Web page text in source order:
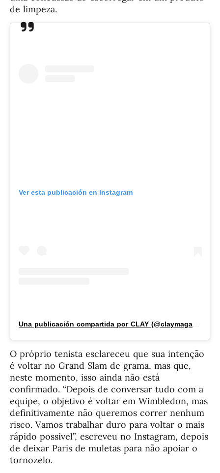
de limpeza.
Ver esta publicación en Instagram
O próprio tenista esclareceu que sua intenção
é voltar no Grand Slam de grama, mas que,
neste momento, isso ainda não está
confirmado. “Depois de conversar tudo com a
equipe, o objetivo é voltar em Wimbledon, mas
definitivamente não queremos correr nenhum
risco. Vamos trabalhar duro para voltar o mais
rápido possível”, escreveu no Instagram, depois
de deixar Paris de muletas para não apoiar o
tornozelo.